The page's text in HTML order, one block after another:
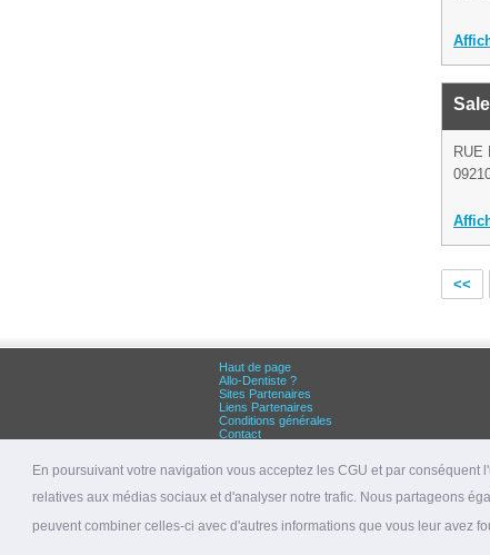
En poursuivant votre navigation vous acceptez les CGU et par
relatives aux médias sociaux et d'analyser notre trafic. Nous partageons
peuvent combiner celles-ci avec d'autres informations que vous leur avez
RUE
<<
Haut de page
Allo-Dentiste ?
Sites Partenaires
Liens Partenaires
Conditions générales
Contact
Dentiste Lyon